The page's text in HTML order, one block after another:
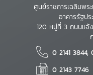
ศูนย์ราชการเฉลิมพ
อาคารรัฐป
120 หมู่ที่ 3 ถนนแจ้
0 2141 3844,
0 2143 7746